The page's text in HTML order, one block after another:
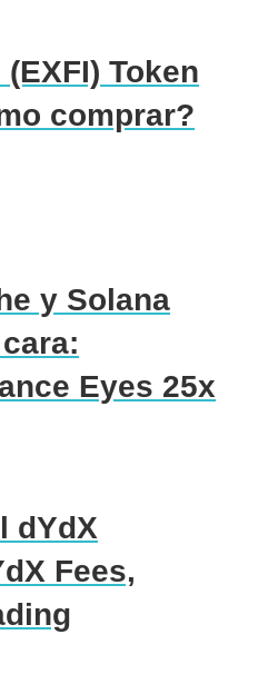
Token
comprar?
y Solana
Eyes 25x
dYdX
Fees,